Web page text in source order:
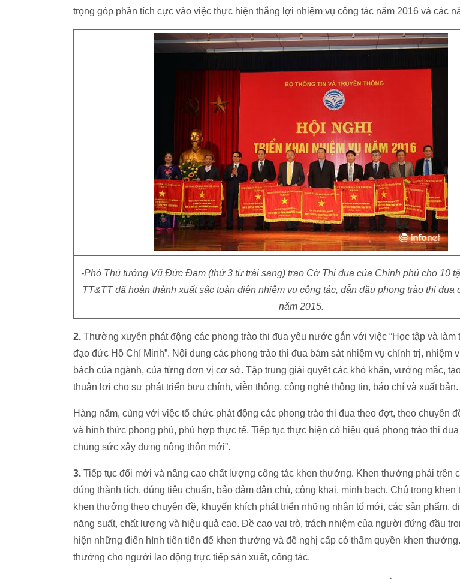
trọng góp phần tích cực vào việc thực hiện thắng lợi nhiệm vụ công tác năm 2016 và các
-Phó Thủ tướng Vũ Đức Đam (thứ 3 từ trái sang) trao Cờ Thi đua của Chính phủ cho 10
TT&TT đã hoàn thành xuất sắc toàn diện nhiệm vụ công tác, dẫn đầu phong trào thi đua
năm 2015.
2. Thường xuyên phát động các phong trào thi đua yêu nước gắn với việc “Học tập và làm
đạo đức Hồ Chí Minh”. Nội dung các phong trào thi đua bám sát nhiệm vụ chính trị, nhiệm
bách của ngành, của từng đơn vị cơ sở. Tập trung giải quyết các khó khăn, vướng mắc,
thuận lợi cho sự phát triển bưu chính, viễn thông, công nghệ thông tin, báo chí và xuất bản.
Hàng năm, cùng với việc tổ chức phát động các phong trào thi đua theo đợt, theo chuyên
và hình thức phong phú, phù hợp thực tế. Tiếp tục thực hiện có hiệu quả phong trào thi
chung sức xây dựng nông thôn mới”.
3. Tiếp tục đổi mới và nâng cao chất lượng công tác khen thưởng. Khen thưởng phải trên
đúng thành tích, đúng tiêu chuẩn, bảo đảm dân chủ, công khai, minh bạch. Chú trọng khen
khen thưởng theo chuyên đề, khuyến khích phát triển những nhân tố mới, các sản phẩm,
năng suất, chất lượng và hiệu quả cao. Đề cao vai trò, trách nhiệm của người đứng đầu
hiện những điển hình tiên tiến để khen thưởng và đề nghị cấp có thẩm quyền khen
thưởng cho người lao động trực tiếp sản xuất, công tác.